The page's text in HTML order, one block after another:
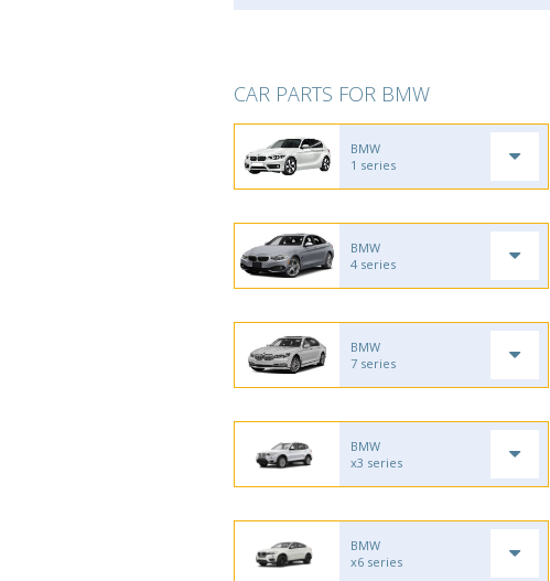
CAR PARTS FOR BMW
BMW
1 series
BMW
4 series
BMW
7 series
BMW
x3 series
BMW
x6 series